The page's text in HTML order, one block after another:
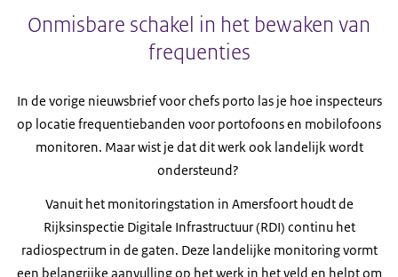
Onmisbare schakel in het bewaken van
frequenties
In de vorige nieuwsbrief voor chefs porto las je hoe inspecteurs
op locatie frequentiebanden voor portofoons en mobilofoons
monitoren. Maar wist je dat dit werk ook landelijk wordt
ondersteund?
Vanuit het monitoringstation in Amersfoort houdt de
Rijksinspectie Digitale Infrastructuur (RDI) continu het
radiospectrum in de gaten. Deze landelijke monitoring vormt
een belangrijke aanvulling op het werk in het veld en helpt om